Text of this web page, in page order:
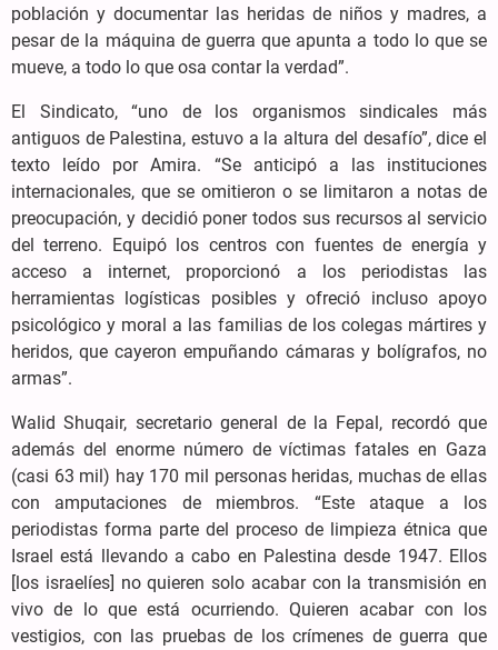
población y documentar las heridas de niños y madres, a
pesar de la máquina de guerra que apunta a todo lo que se
mueve, a todo lo que osa contar la verdad”.
El Sindicato, “uno de los organismos sindicales más
antiguos de Palestina, estuvo a la altura del desafío”, dice el
texto leído por Amira. “Se anticipó a las instituciones
internacionales, que se omitieron o se limitaron a notas de
preocupación, y decidió poner todos sus recursos al servicio
del terreno. Equipó los centros con fuentes de energía y
acceso a internet, proporcionó a los periodistas las
herramientas logísticas posibles y ofreció incluso apoyo
psicológico y moral a las familias de los colegas mártires y
heridos, que cayeron empuñando cámaras y bolígrafos, no
armas”.
Walid Shuqair, secretario general de la Fepal, recordó que
además del enorme número de víctimas fatales en Gaza
(casi 63 mil) hay 170 mil personas heridas, muchas de ellas
con amputaciones de miembros. “Este ataque a los
periodistas forma parte del proceso de limpieza étnica que
Israel está llevando a cabo en Palestina desde 1947. Ellos
[los israelíes] no quieren solo acabar con la transmisión en
vivo de lo que está ocurriendo. Quieren acabar con los
vestigios, con las pruebas de los crímenes de guerra que